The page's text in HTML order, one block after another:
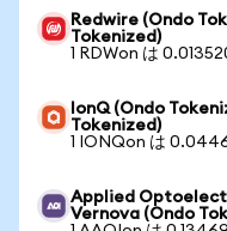
Redwire (Ondo
Tokenized)
1 RDWon は
IonQ (Ondo
Tokenized)
1 IONQon は
Applied
Vernova (Ondo